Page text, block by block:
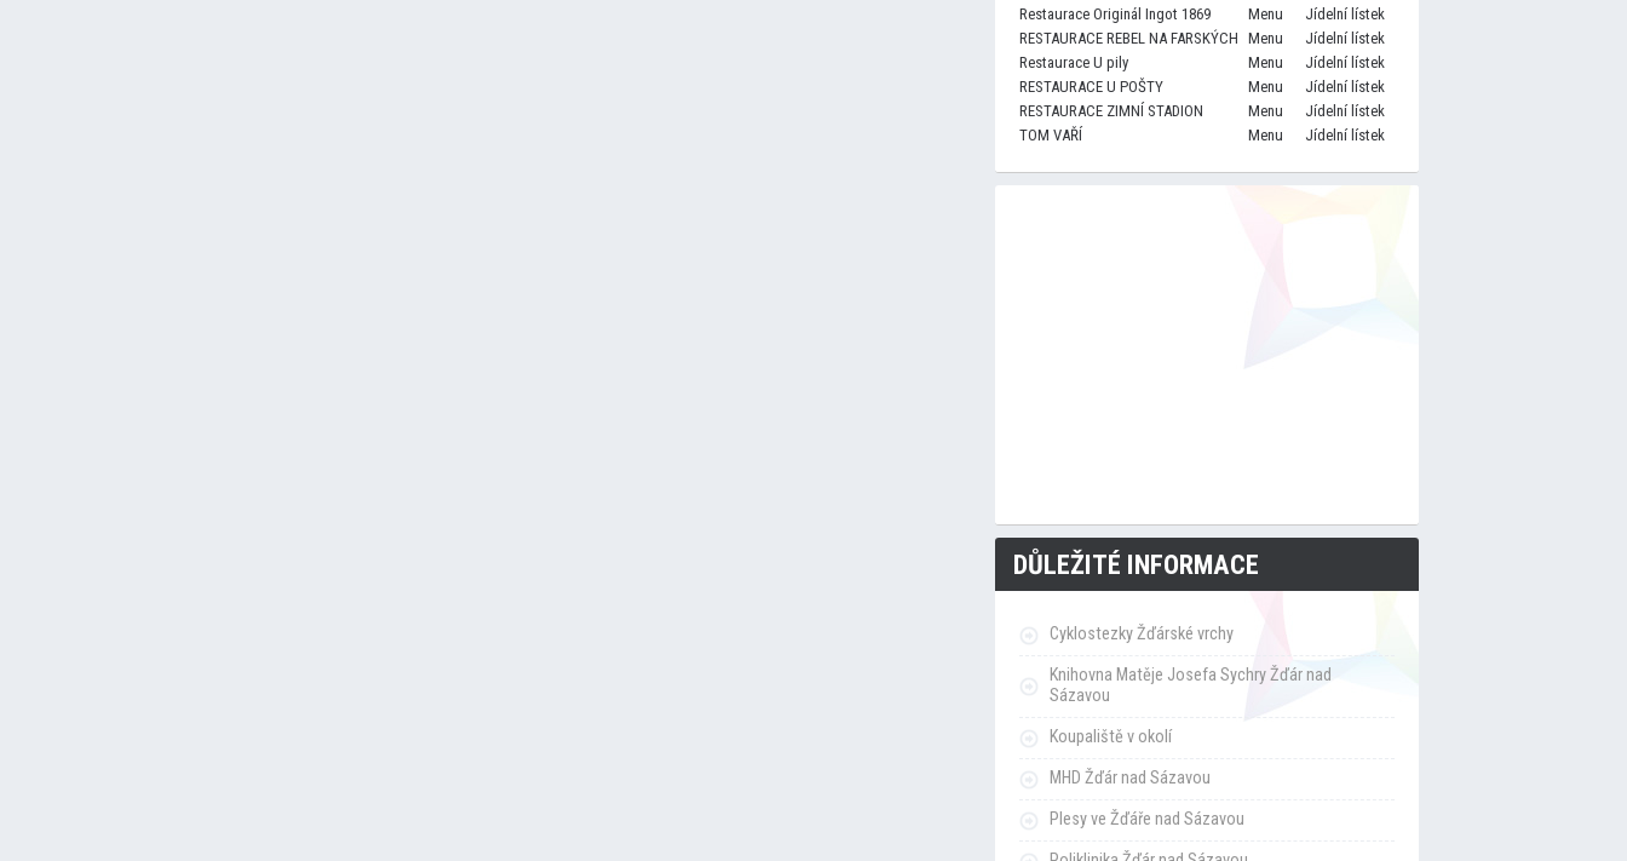
Restaurace Originál Ingot 1869
Menu
Jídelní lístek
RESTAURACE REBEL NA FARSKÝCH Menu
Jídelní lístek
Restaurace U pily
Menu
Jídelní lístek
RESTAURACE U POŠTY
Menu
Jídelní lístek
RESTAURACE ZIMNÍ STADION
Menu
Jídelní lístek
TOM VAŘÍ
Menu Jídelní lístek
DŮLEŽITÉ INFORMACE
Cyklostezky Žďárské vrchy
Knihovna Matěje Josefa Sychry Žďár nad
Sázavou
Koupaliště v okolí
MHD Žďár nad Sázavou
Plesy ve Žďáře nad Sázavou